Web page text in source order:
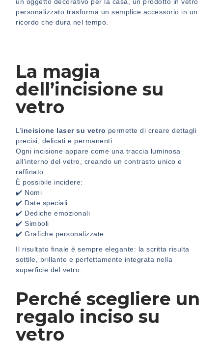
personalizzato trasforma un semplice accessorio in un
ricordo che dura nel tempo.
La magia
dell’incisione su
vetro
L’incisione laser su vetro permette di creare dettagli
precisi, delicati e permanenti.
Ogni incisione appare come una traccia luminosa
all’interno del vetro, creando un contrasto unico e
raffinato.
È possibile incidere:
✔️ Nomi
✔️ Date speciali
✔️ Dediche emozionali
✔️ Simboli
✔️ Grafiche personalizzate
Il risultato finale è sempre elegante: la scritta risulta
sottile, brillante e perfettamente integrata nella
superficie del vetro.
Perché scegliere un
regalo inciso su
vetro